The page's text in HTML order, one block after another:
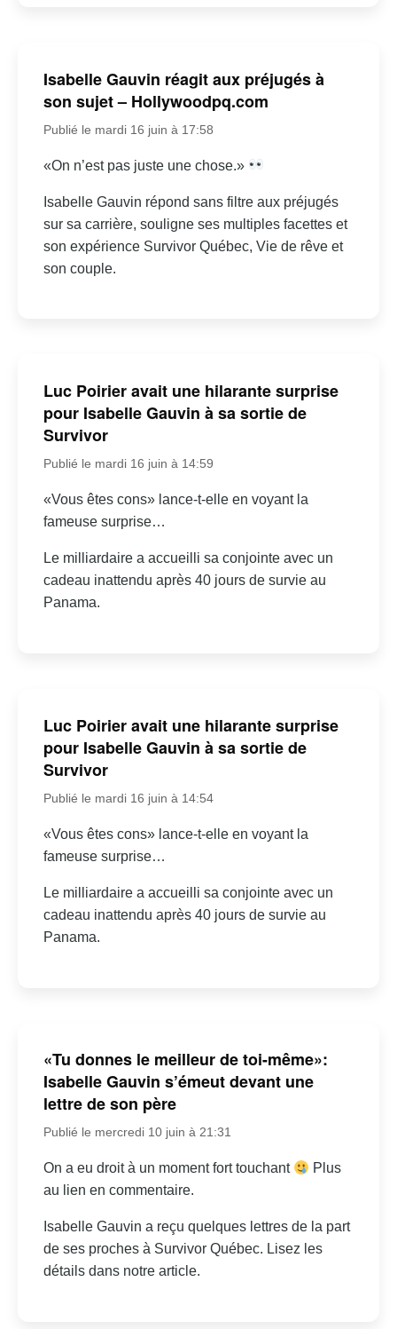
Isabelle Gauvin réagit aux préjugés à
son sujet – Hollywoodpq.com
Publié le mardi 16 juin à 17:58
«On n’est pas juste une chose.»
Isabelle Gauvin répond sans filtre aux préjugés
sur sa carrière, souligne ses multiples facettes et
son expérience Survivor Québec, Vie de rêve et
son couple.
Luc Poirier avait une hilarante surprise
pour Isabelle Gauvin à sa sortie de
Survivor
Publié le mardi 16 juin à 14:59
«Vous êtes cons» lance-t-elle en voyant la
fameuse surprise…
Le milliardaire a accueilli sa conjointe avec un
cadeau inattendu après 40 jours de survie au
Panama.
Luc Poirier avait une hilarante surprise
pour Isabelle Gauvin à sa sortie de
Survivor
Publié le mardi 16 juin à 14:54
«Vous êtes cons» lance-t-elle en voyant la
fameuse surprise…
Le milliardaire a accueilli sa conjointe avec un
cadeau inattendu après 40 jours de survie au
Panama.
«Tu donnes le meilleur de toi-même»:
Isabelle Gauvin s’émeut devant une
lettre de son père
Publié le mercredi 10 juin à 21:31
On a eu droit à un moment fort touchant
Plus
au lien en commentaire.
Isabelle Gauvin a reçu quelques lettres de la part
de ses proches à Survivor Québec. Lisez les
détails dans notre article.